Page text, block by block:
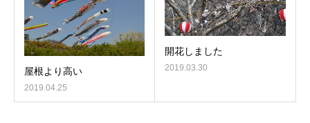
屋根より高い
2019.04.25
開花しました
2019.03.30